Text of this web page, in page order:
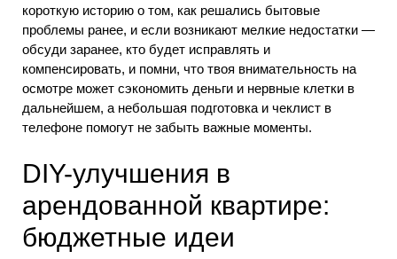
короткую историю о том, как решались бытовые
проблемы ранее, и если возникают мелкие недостатки —
обсуди заранее, кто будет исправлять и
компенсировать, и помни, что твоя внимательность на
осмотре может сэкономить деньги и нервные клетки в
дальнейшем, а небольшая подготовка и чеклист в
телефоне помогут не забыть важные моменты.
DIY-улучшения в
арендованной квартире:
бюджетные идеи